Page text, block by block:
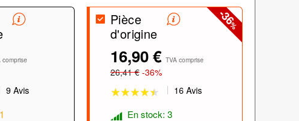
comprise
9 Avis
-36
%
Pièce
d'origine
16,90 € TVA comprise
26,41 € -36%
16 Avis
En stock: 3